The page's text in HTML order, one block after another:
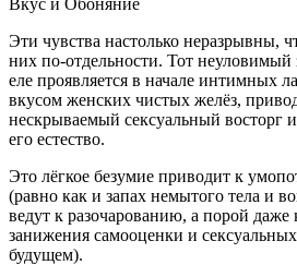
Вкус и Обоняние
Эти чувства настолько неразрывны,
них по-отдельности. Тот неуловимый
еле проявляется в начале интимных
вкусом женских чистых желёз,
нескрываемый сексуальный восторг
его естество.
Это лёгкое безумие приводит к
(равно как и запах немытого тела и
ведут к разочарованию, а порой даже
занижения самооценки и сексуальных
будущем).